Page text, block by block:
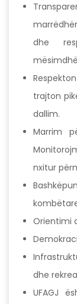
dhe
trajton
dallim.
Marrim
nxitur
Orientimi
dhe
UFAGJ